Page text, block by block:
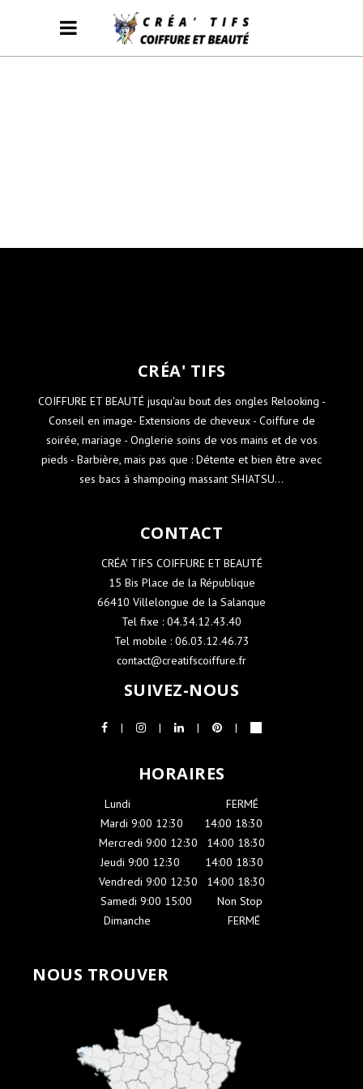
CRÉA' TIFS
COIFFURE ET BEAUTÉ jusqu'au bout des ongles Relooking -
Conseil en image- Extensions de cheveux - Coiffure de
soirée, mariage - Onglerie soins de vos mains et de vos
pieds - Barbière, mais pas que : Détente et bien être avec
ses bacs à shampoing massant SHIATSU...
CONTACT
CRÉA' TIFS COIFFURE ET BEAUTÉ
15 Bis Place de la République
66410 Villelongue de la Salanque
Tel fixe : 04.34.12.43.40
Tel mobile : 06.03.12.46.73
contact@creatifscoiffure.fr
SUIVEZ-NOUS
HORAIRES
Lundi
FERMÉ
Mardi 9:00 12:30
14:00 18:30
Mercredi 9:00 12:30
14:00 18:30
Jeudi 9:00 12:30
14:00 18:30
Vendredi 9:00 12:30
14:00 18:30
Samedi 9:00 15:00
Non Stop
Dimanche
FERMÉ
NOUS TROUVER